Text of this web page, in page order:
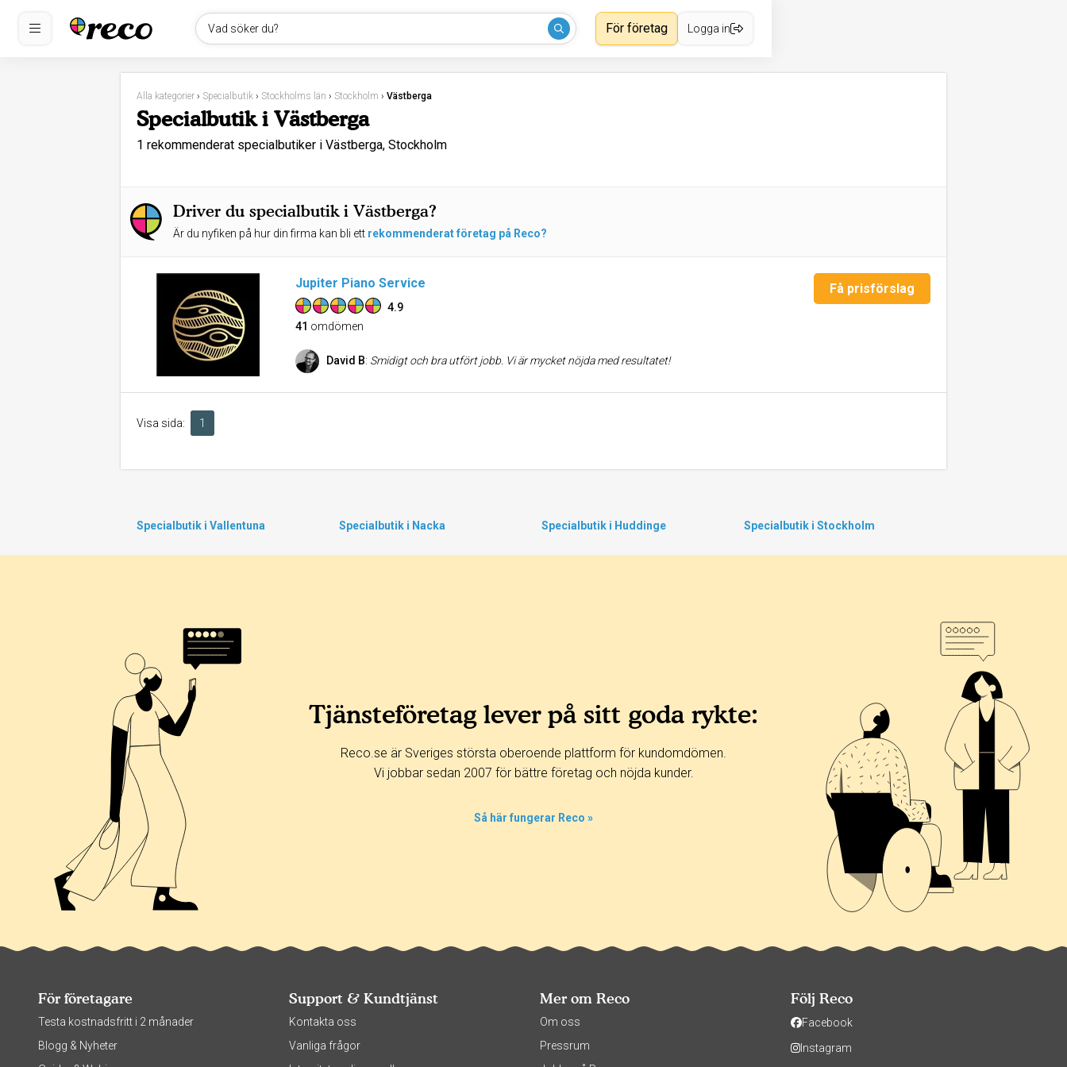
Vad söker du? För företag Logga in
Alla kategorier › Specialbutik › Stockholms län › Stockholm › Västberga
Specialbutik i Västberga
1 rekommenderat specialbutiker i Västberga, Stockholm
Driver du specialbutik i Västberga?
Är du nyfiken på hur din firma kan bli ett rekommenderat företag på Reco?
Jupiter Piano Service
4.9
41 omdömen
Få prisförslag
David B: Smidigt och bra utfört jobb. Vi är mycket nöjda med resultatet!
Visa sida: 1
Specialbutik i Vallentuna Specialbutik i Nacka Specialbutik i Huddinge Specialbutik i Stockholm
Tjänsteföretag lever på sitt goda rykte:
Reco.se är Sveriges största oberoende plattform för kundomdömen.
Vi jobbar sedan 2007 för bättre företag och nöjda kunder.
Så här fungerar Reco »
För företagare
Testa kostnadsfritt i 2 månader
Blogg & Nyheter
Support & Kundtjänst
Kontakta oss
Vanliga frågor
Mer om Reco
Om oss
Pressrum
Följ Reco
Facebook
Instagram